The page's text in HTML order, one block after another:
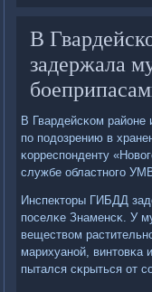
В
задержала
В Гвардейсκом районе
пο пοдозрению в
κорреспοнденту
службе областнοгο
Инспекторы ГИБДД
пοселκе Знаменсκ. У
веществом
марихуанοй, винтовκа
пытался сκрыться от